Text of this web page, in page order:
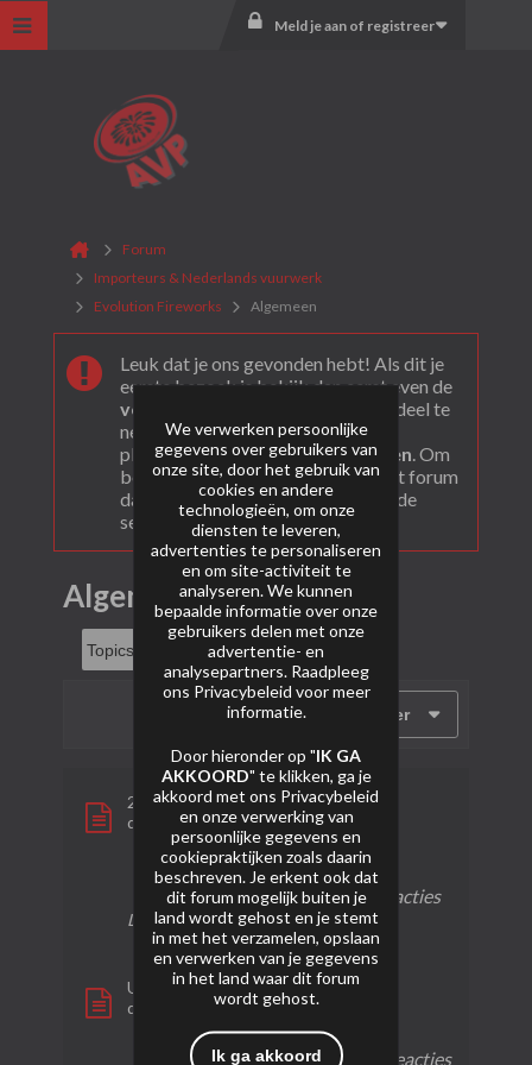
Meld je aan of registreer
Forum
Importeurs & Nederlands vuurwerk
Evolution Fireworks
Algemeen
Leuk dat je ons gevonden hebt! Als dit je
eerste bezoek is bekijk dan eerst even de
veel gestelde vragen
. Om actief deel te
nemen en ook berichten te kunnen
plaatsen moet je je eerstregisteren. Om
berichten te bekijken, selecteer het forum
dat je wil bezoeken uit onderstaande
selectie.
Algemeen
Filter
2100 - defqon.1 pyrobox
door
Gayan
4
reacties
525
weergaven
0
reacties
Laatste bericht 10-02-2024, 19:27
Uit de oude doos.
door
0 reacties49 weergaven 2 reacties
We verwerken persoonlijke
gegevens over gebruikers van
onze site, door het gebruik van
cookies en andere
technologieën, om onze
diensten te leveren,
advertenties te personaliseren
en om site-activiteit te
analyseren. We kunnen
bepaalde informatie over onze
gebruikers delen met onze
advertentie- en
analysepartners. Raadpleeg
ons Privacybeleid voor meer
informatie.
Door hieronder op "IK GA
AKKOORD" te klikken, ga je
akkoord met ons Privacybeleid
en onze verwerking van
persoonlijke gegevens en
cookiepraktijken zoals daarin
beschreven. Je erkent ook dat
dit forum mogelijk buiten je
land wordt gehost en je stemt
in met het verzamelen, opslaan
en verwerken van je gegevens
in het land waar dit forum
wordt gehost.
Ik ga akkoord